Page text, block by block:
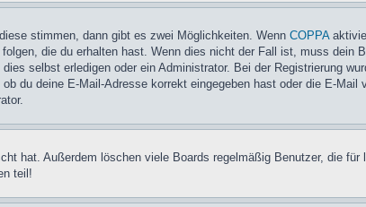
stimmen, dann gibt es zwei Möglichkeiten. Wenn COPPA
die du erhalten hast. Wenn dies nicht der Fall ist, muss dein
selbst erledigen oder ein Administrator. Bei der Registrierung
du deine E-Mail-Adresse korrekt eingegeben hast oder die E-
hat. Außerdem löschen viele Boards regelmäßig Benutzer, die für
teil!